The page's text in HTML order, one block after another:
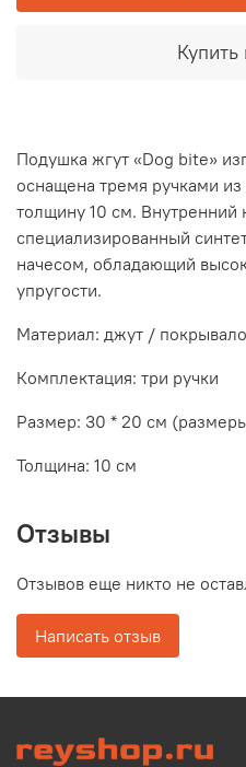
Купить
Подушка жгут «Dog bite»
оснащена тремя ручками
толщину 10 см. Внутренний
специализированный
начесом, обладающий
упругости.
Материал: джут /
Комплектация: три ручки
Размер: 30 * 20 см
Толщина: 10 см
Отзывы
Отзывов еще никто не
Написать отзыв